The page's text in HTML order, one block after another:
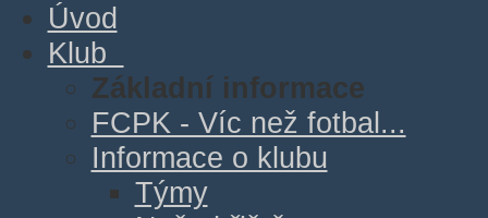
Úvod
Klub
Základní informace
FCPK - Víc než fotbal...
Informace o klubu
Týmy